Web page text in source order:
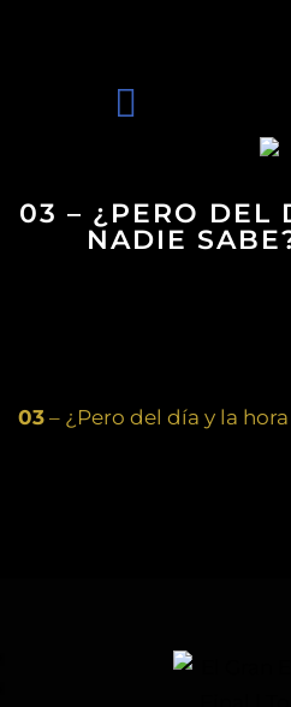
03 – ¿PERO DEL
NADIE
03 – ¿Pero del día y la